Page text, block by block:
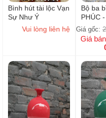
Bình hút tài lộc Vạn
Sự Như Ý
Vui lòng liên hệ
Bộ ba
PHÚC
THỌ
( Kèm
bộ )
Giá gốc:
Giá